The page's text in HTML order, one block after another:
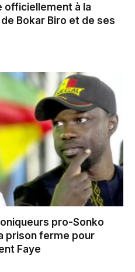
officiellement à la
Bokar Biro et de ses
pro-Sonko
prison ferme pour
Faye